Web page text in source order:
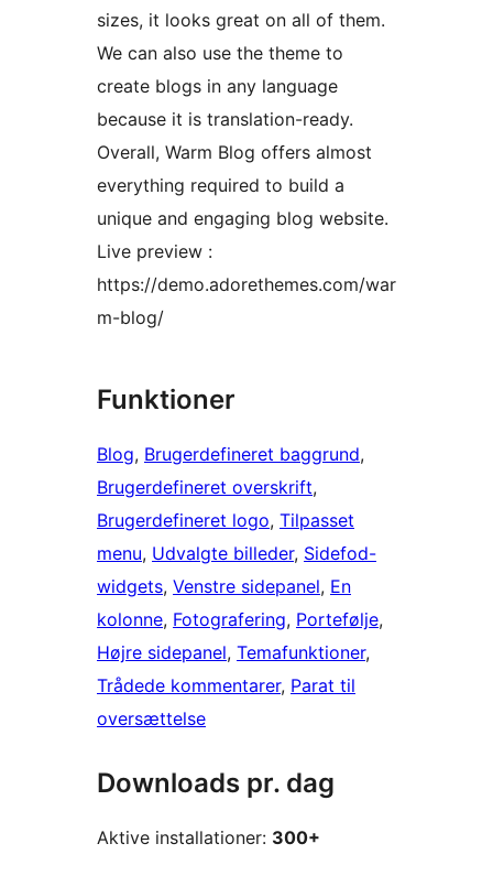
sizes, it looks great on all of them.
We can also use the theme to
create blogs in any language
because it is translation-ready.
Overall, Warm Blog offers almost
everything required to build a
unique and engaging blog website.
Live preview :
https://demo.adorethemes.com/war
m-blog/
Funktioner
Blog, Brugerdefineret baggrund
Brugerdefineret overskrift
Brugerdefineret logo, Tilpasset
menu, Udvalgte billeder, Sidefod-
widgets, Venstre sidepanel, En
kolonne, Fotografering, Portefølje
Højre sidepanel, Temafunktioner
Trådede kommentarer, Parat til
oversættelse
Downloads pr. dag
Aktive installationer: 300+